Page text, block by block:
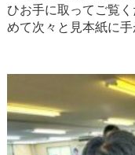
ひお手に取ってご覧
めて次々と見本紙に手